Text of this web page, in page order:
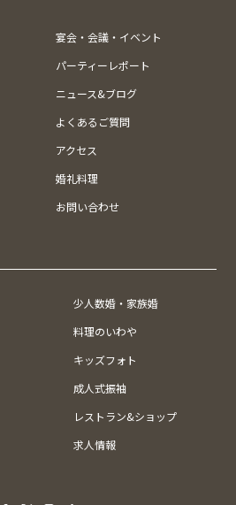
宴会・会議・イベント
パーティーレポート
ニュース&ブログ
よくあるご質問
アクセス
婚礼料理
お問い合わせ
少人数婚・家族婚
料理のいわや
キッズフォト
成人式振袖
レストラン&ショップ
求人情報